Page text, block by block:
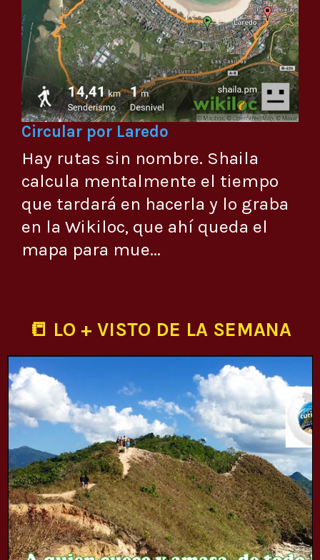
Circular por Laredo
Hay rutas sin nombre. Shaila
calcula mentalmente el tiempo
que tardará en hacerla y lo graba
en la Wikiloc, que ahí queda el
mapa para mue...
📒 LO + VISTO DE LA SEMANA